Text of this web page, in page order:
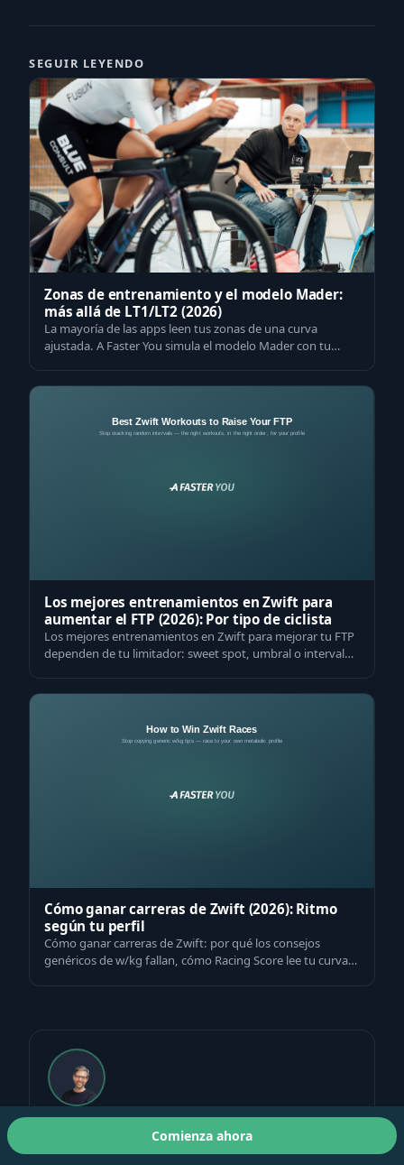
SEGUIR LEYENDO
Zonas de entrenamiento y el modelo Mader:
más allá de LT1/LT2 (2026)
La mayoría de las apps leen tus zonas de una curva
ajustada. A Faster You simula el modelo Mader con tu
Los mejores entrenamientos en Zwift para
aumentar el FTP (2026): Por tipo de ciclista
Los mejores entrenamientos en Zwift para mejorar tu FTP
dependen de tu limitador: sweet spot, umbral o intervalos
Cómo ganar carreras de Zwift (2026): Ritmo
según tu perfil
Cómo ganar carreras de Zwift: por qué los consejos
genéricos de w/kg fallan, cómo Racing Score lee tu curva
Björn Kafka
PERFORMANCE COACH · AUTOR · COACH
WORLDTOUR
Comienza ahora